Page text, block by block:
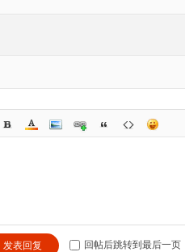
发表回复 回帖后跳转到最后一页